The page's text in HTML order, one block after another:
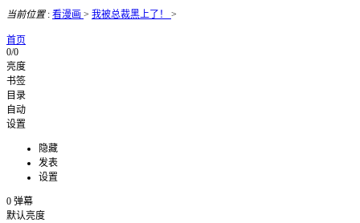
当前位置: 看漫画 > 我被总裁黑上了！ >
首页
0/0
亮度
书签
目录
自动
设置
隐藏
发表
设置
0 弹幕
默认亮度